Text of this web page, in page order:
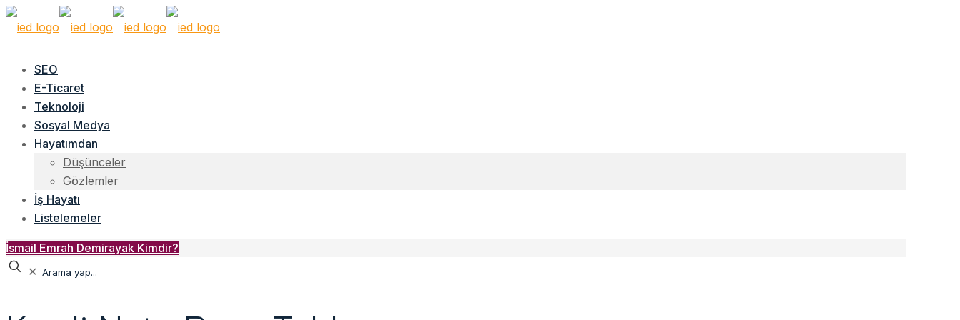
SEO
E-Ticaret
Teknoloji
Sosyal Medya
Hayatımdan
Düşünceler
Gözlemler
İş Hayatı
Listelemeler
İsmail Emrah Demirayak Kimdir?
✕